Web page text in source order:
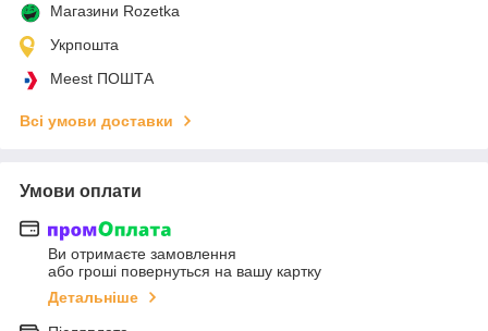
Магазини Rozetka
Укрпошта
Meest ПОШТА
Всі умови доставки
Умови оплати
Ви отримаєте замовлення
або гроші повернуться на вашу картку
Детальніше